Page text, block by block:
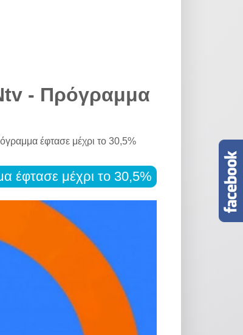
- Πρόγραμμα
έφτασε μέχρι το 30,5%
έφτασε μέχρι το 30,5%